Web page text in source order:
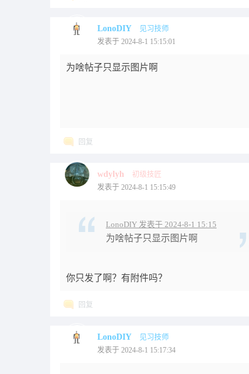
LonoDIY
见习技师
发表于 2024-8-1 15:15:01
为啥帖子只显示图片啊
回复
wdylyh
初级技匠
发表于 2024-8-1 15:15:49
LonoDIY 发表于 2024-8-1 15:15
为啥帖子只显示图片啊
你只发了啊？有附件吗？
回复
LonoDIY
见习技师
发表于 2024-8-1 15:17:34